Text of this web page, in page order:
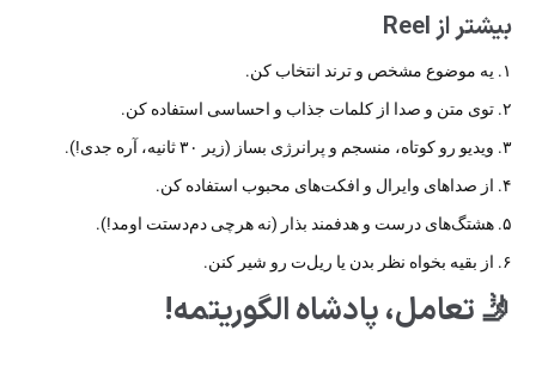
بیشتر از Reel
۱. یه موضوع مشخص و ترند انتخاب کن.
۲. توی متن و صدا از کلمات جذاب و احساسی استفاده کن.
۳. ویدیو رو کوتاه، منسجم و پرانرژی بساز (زیر ۳۰ ثانیه، آره جدی!).
۴. از صداهای وایرال و افکت‌های محبوب استفاده کن.
۵. هشتگ‌های درست و هدفمند بذار (نه هرچی دم‌دستت اومد!).
۶. از بقیه بخواه نظر بدن یا ریل‌ت رو شیر کنن.
🤳 تعامل، پادشاه الگوریتمه!